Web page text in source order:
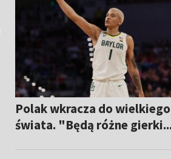
Polak wkracza do wielkiego
świata. "Będą różne